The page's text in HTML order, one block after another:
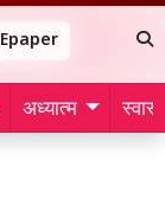
Epaper
अध्यात्म